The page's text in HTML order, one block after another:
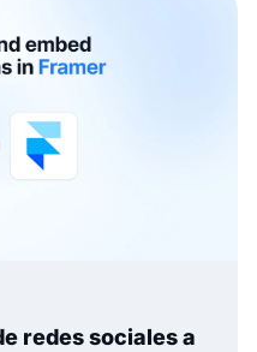
redes sociales a